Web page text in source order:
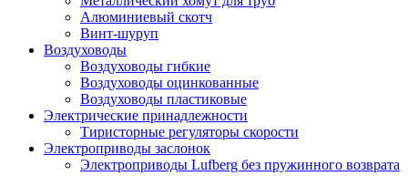
Алюминиевый скотч
Винт-шуруп
Воздуховоды
Воздуховоды гибкие
Воздуховоды оцинкованные
Воздуховоды пластиковые
Электрические принадлежности
Тиристорные регуляторы скорости
Электроприводы заслонок
Электроприводы Lufberg без пружинного возврата